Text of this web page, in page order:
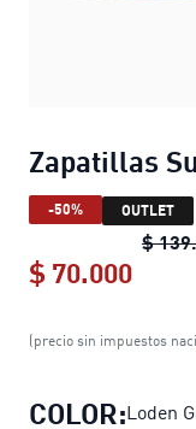
Zapatillas
-50% OUTLET
$
$ 70.000
(precio sin impuestos
COLOR:Loden